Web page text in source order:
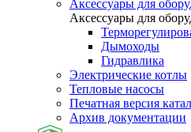
Аксессуары для
Аксессуары для
Дымоходы
Гидравлика
Электрические котлы
Тепловые насосы
Печатная версия
Архив документации